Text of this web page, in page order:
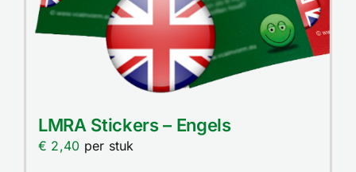
LMRA Stickers – Engels
€ 2,40 per stuk